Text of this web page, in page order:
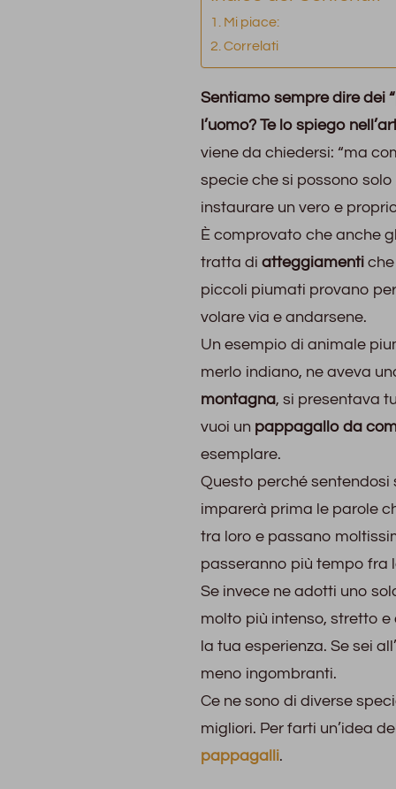
Mi piace:
Correlati
Sentiamo sempre dire dei
l’uomo? Te lo spiego
viene da chiedersi: “ma
specie che si possono
instaurare un vero e
È comprovato che anche
tratta di atteggiamenti
piccoli piumati provano
volare via e andarsene.
Un esempio di animale
merlo indiano, ne aveva
montagna, si presentava
vuoi un pappagallo da
esemplare.
Questo perché
imparerà prima le parole
tra loro e passano
passeranno più tempo fra
Se invece ne adotti uno
molto più intenso, stretto
la tua esperienza. Se sei
meno ingombranti.
Ce ne sono di diverse
migliori. Per farti un’idea
pappagalli.